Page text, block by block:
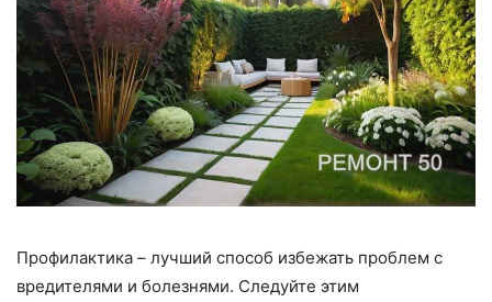
Профилактика – лучший способ избежать проблем с
вредителями и болезнями. Следуйте этим